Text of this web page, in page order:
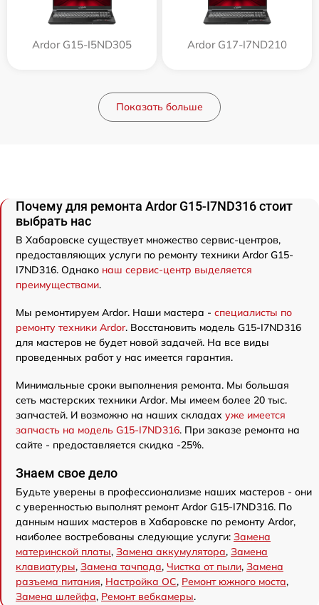
Ardor G15-I5ND305 Ardor G17-I7ND210
Показать больше
Почему для ремонта Ardor G15-I7ND316 стоит
выбрать нас
В Хабаровске существует множество сервис-центров,
предоставляющих услуги по ремонту техники Ardor G15-
I7ND316. Однако наш сервис-центр выделяется
преимуществами.
Мы ремонтируем Ardor. Наши мастера - специалисты по
ремонту техники Ardor. Восстановить модель G15-I7ND316
для мастеров не будет новой задачей. На все виды
проведенных работ у нас имеется гарантия.
Минимальные сроки выполнения ремонта. Мы большая
сеть мастерских техники Ardor. Мы имеем более 20 тыс.
запчастей. И возможно на наших складах уже имеется
запчасть на модель G15-I7ND316. При заказе ремонта на
сайте - предоставляется скидка -25%.
Знаем свое дело
Будьте уверены в профессионализме наших мастеров - они
с уверенностью выполнят ремонт Ardor G15-I7ND316. По
данным наших мастеров в Хабаровске по ремонту Ardor,
наиболее востребованы следующие услуги: Замена
материнской платы, Замена аккумулятора, Замена
клавиатуры, Замена тачпада, Чистка от пыли, Замена
разъема питания, Настройка ОС, Ремонт южного моста,
Замена шлейфа, Ремонт вебкамеры.